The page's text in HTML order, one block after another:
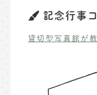
記念行事
貸切型写真館が